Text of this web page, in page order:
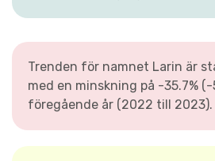
Trenden för namnet Larin är
med en minskning på -35.7%
föregående år (2022 till 2023).